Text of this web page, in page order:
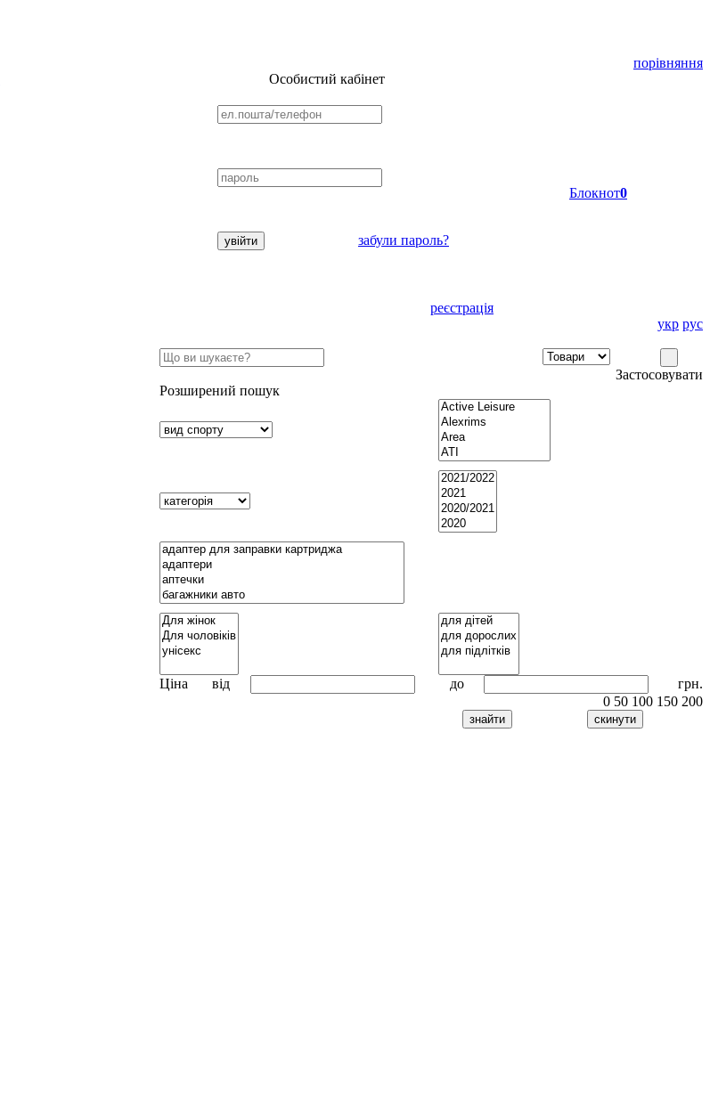
порівняння
Особистий кабінет
забули пароль?
реєстрація
Блокнот0
укр рус
Застосовувати
Розширений пошук
Ціна від до
грн.
0 50 100 150 200